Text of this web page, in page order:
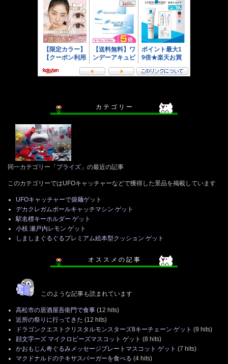
カ テ ゴ リ ー
同一カテゴリー「 プライズ 」の最近の記事
このカテゴリーではUFOキャッチャーなどで獲得した景品を掲載しています
UFOキャッチャーで袋麺ゲット
デカクレガムボールキャッチマシン ゲット
駅名標キーホルダー ゲット
小枝 瀬戸内レモン ゲット
しましまぐるぐるプレミアム絵本型クッション ゲット
オ ス ス メ の 記 事
このような記事も読まれています
高松市の居酒屋吾衛門で食事 (12 hits)
近所の祭りに行ってきた (12 hits)
ドラゴンクエストクリスタルモンスターズ8キーチェーン ゲット (9 hits)
顔文字ーズ マイクロビーズマスコット ゲット (8 hits)
かおもじん奇ぐるみメッセージプレートマスコット ゲット (7 hits)
マクドナルドのテキサスバーガーを食べる (4 hits)